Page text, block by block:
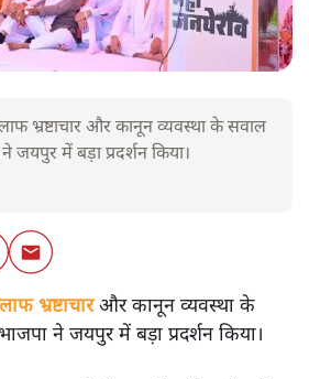
भ्रष्टाचार और कानून व्यवस्था के सवाल
जयपुर में बड़ा प्रदर्शन किया।
भ्रष्टाचारऔर कानून व्यवस्था के
ने जयपुर में बड़ा प्रदर्शन किया।